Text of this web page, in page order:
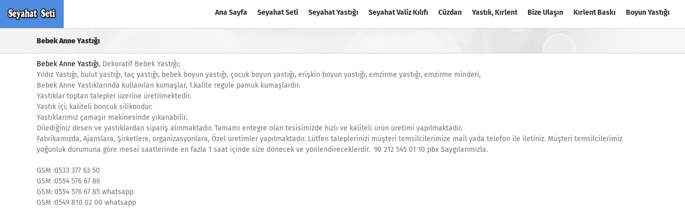
content
Ana Sayfa Seyahat Seti Seyahat Yastığı Seyahat Valiz Kılıfı Cüzdan Yastık, Kırlent Bize Ulaşın Kırlent Baskı Boyun Yastığı
Bebek Anne Yastığı
Bebek Anne Yastığı, Dekoratif Bebek Yastığı;
Yıldız Yastığı, bulut yastığı, taç yastığı, bebek boyun yastığı, çocuk boyun yastığı, erişkin boyun yastığı, emzirme yastığı, emzirme minderi,
Bebek Anne Yastıklarında kullanılan kumaşlar, 1.kalite regule pamuk kumaşlardır.
Yastıklar toptan talepler üzerine üretilmektedir.
Yastık içi; kaliteli boncuk silikondur.
Yastıklarımız çamaşır makinesinde yıkanabilir.
Dilediğiniz desen ve yastıklardan sipariş alınmaktadır. Tamamı entegre olan tesisimizde hızlı ve kaliteli ürün üretimi yapılmaktadır.
Fabrikamızda, Ajanslara, Şirketlere, organizasyonlara, Özel üretimler yapılmaktadır. Lütfen taleplerinizi müşteri temsilcilerimize mail yada telefon ile iletiniz. Müşteri temsilcilerimiz
yoğunluk durumuna göre mesai saatlerinde en fazla 1 saat içinde size dönecek ve yönlendireceklerdir. 90 212 545 01 10 pbx Saygılarımızla.
GSM :0533 377 63 50
GSM :0554 576 67 86
GSM: 0554 576 67 85 whatsapp
GSM :0549 810 02 00 whatsapp